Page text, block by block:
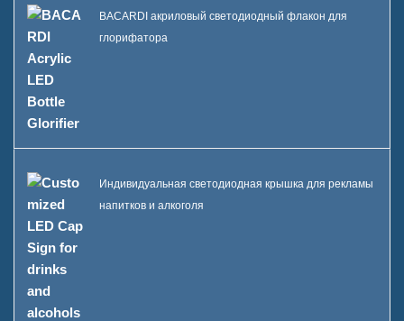
BACARDI акриловый светодиодный флакон для
глорифатора
Индивидуальная светодиодная крышка для рекламы
напитков и алкоголя